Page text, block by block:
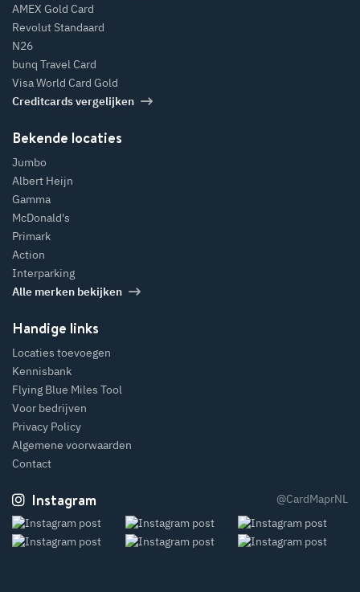
AMEX Gold Card
Revolut Standaard
N26
bunq Travel Card
Visa World Card Gold
Creditcards vergelijken
Bekende locaties
Jumbo
Albert Heijn
Gamma
McDonald's
Primark
Action
Interparking
Alle merken bekijken
Handige links
Locaties toevoegen
Kennisbank
Flying Blue Miles Tool
Voor bedrijven
Privacy Policy
Algemene voorwaarden
Contact
Instagram @CardMaprNL